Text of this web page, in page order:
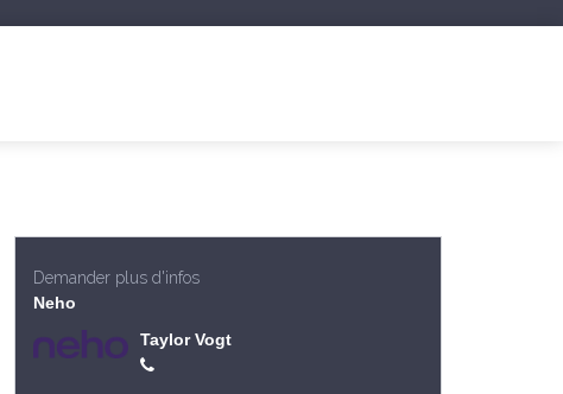
Demander plus d'infos
Neho
Taylor Vogt